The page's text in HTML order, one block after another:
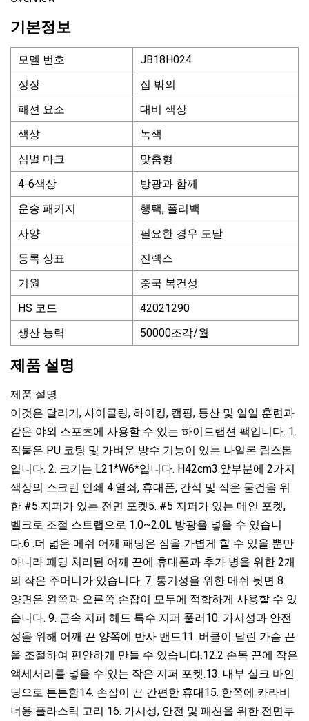
기본정보
모델 번호.
JB18H024
정장
집 밖의
패션 요소
대비 색상
색상
녹색
심벌 마크
맞춤형
4-6색상
방광과 함께
운송 패키지
행택, 폴리백
사양
필요한 경우 도달
등록 상표
진렉스
기원
중국 복건성
HS 코드
42021290
생산 능력
50000조각/월
제품 설명
제품 설명
이것은 달리기, 사이클링, 하이킹, 캠핑, 등산 및 일일 훈련과
같은 야외 스포츠에 사용할 수 있는 하이드랩션 팩입니다. 1.
직물은 PU 코팅 및 가벼운 방수 기능이 있는 나일론 립스톱
입니다. 2. 크기는 L21*W6*입니다. H42cm3.앞부분에 2가지
색상의 스크린 인쇄 4.열쇠, 휴대폰, 간식 및 작은 물건을 위
한 #5 지퍼가 있는 전면 포켓5. #5 지퍼가 있는 메인 포켓,
벨크로 조절 스트랩으로 1.0~2.0L 방광을 넣을 수 있습니
다.6 .더 넓은 메쉬 어깨 패딩은 짐을 가볍게 할 수 있을 뿐만
아니라 패딩 처리된 어깨 끈에 휴대폰과 추가 병을 위한 2개
의 작은 주머니가 있습니다. 7. 통기성을 위한 메쉬 뒷면 8.
양면은 왼쪽과 오른쪽 손잡이 모두에 적합하게 사용할 수 있
습니다. 9. 금속 지퍼 헤드 특수 지퍼 풀러10. 가시성과 안전
성을 위해 어깨 끈 양쪽에 반사 밴드11. 버클이 달린 가슴 끈
을 조절하여 편안하게 만들 수 있습니다.12.2 손목 끈에 작은
액세서리를 넣을 수 있는 작은 지퍼 포켓.13. 내부 실크 바인
딩으로 튼튼함14. 손잡이 끈 간편한 휴대15. 한쪽에 카라비
너용 플라스틱 고리 16. 가시성, 안전 및 패션을 위한 전면부